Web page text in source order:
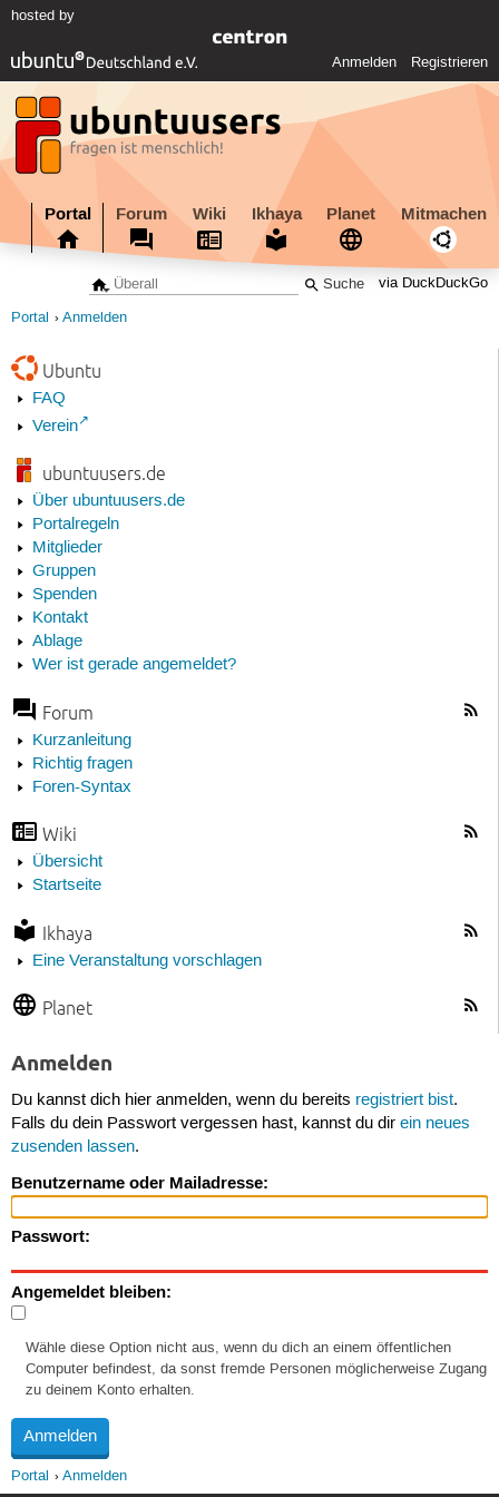
hosted by
Anmelden Registrieren
Portal Forum Wiki Ikhaya Planet Mitmachen
via DuckDuckGo
Portal Anmelden
Ubuntu
FAQ
Verein
ubuntuusers.de
Über ubuntuusers.de
Portalregeln
Mitglieder
Gruppen
Spenden
Kontakt
Ablage
Wer ist gerade angemeldet?
Forum
Kurzanleitung
Richtig fragen
Foren-Syntax
Wiki
Übersicht
Startseite
Ikhaya
Eine Veranstaltung vorschlagen
Planet
Anmelden
Du kannst dich hier anmelden, wenn du bereits registriert bist.
Falls du dein Passwort vergessen hast, kannst du dir ein neues
zusenden lassen.
Benutzername oder Mailadresse:
Passwort:
Angemeldet bleiben:
Wähle diese Option nicht aus, wenn du dich an einem öffentlichen
Computer befindest, da sonst fremde Personen möglicherweise Zugang
zu deinem Konto erhalten.
Portal Anmelden